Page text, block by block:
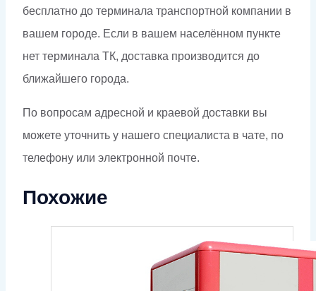
бесплатно до терминала транспортной компании в
вашем городе. Если в вашем населённом пункте
нет терминала ТК, доставка производится до
ближайшего города.
По вопросам адресной и краевой доставки вы
можете уточнить у нашего специалиста в чате, по
телефону или электронной почте.
Похожие